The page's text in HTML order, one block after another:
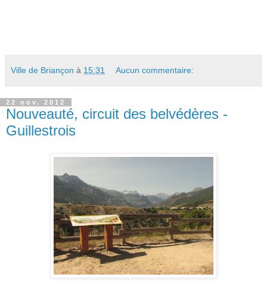
Ville de Briançon à 15:31 Aucun commentaire:
22 nov. 2012
Nouveauté, circuit des belvédères -
Guillestrois